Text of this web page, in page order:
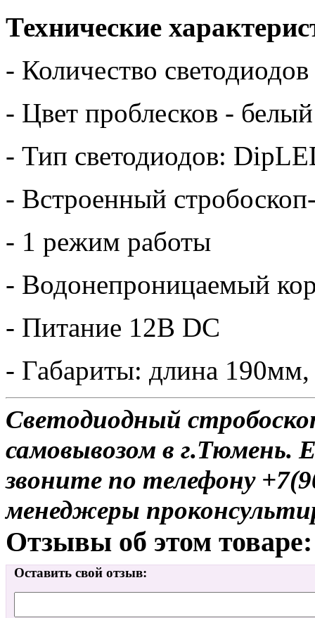
Технические
- Количество
- Цвет проблесков - белый
- Тип светодиодов:
- Встроенный
- 1 режим работы
- Водонепроницаемый
- Питание 12В DC
- Габариты: длина
Светодиодный
самовывозом в г.Тюмень.
звоните по телефону
менеджеры
Отзывы об этом товаре:
Оставить свой отзыв: